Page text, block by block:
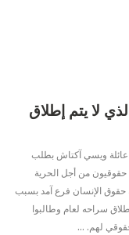
لا يتم إطلاق
ويسي آكتاش بطلب
حقوقيون من أجل الحرية
حقوق الإنسان فرع آمد بسبب
سراحه لعام وطالبوا
لهم. …